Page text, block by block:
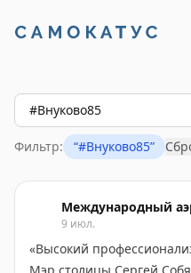
Фильтр: “#Внуково85”
Международный
9 июл.
«Высокий